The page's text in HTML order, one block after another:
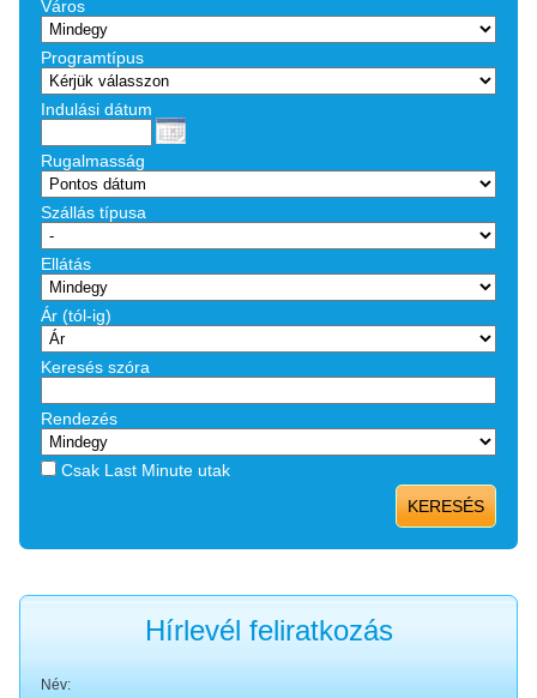
Város
Programtípus
Indulási dátum
Rugalmasság
Szállás típusa
Ellátás
Ár (tól-ig)
Keresés szóra
Rendezés
Csak Last Minute utak
KERESÉS
Hírlevél feliratkozás
Név: